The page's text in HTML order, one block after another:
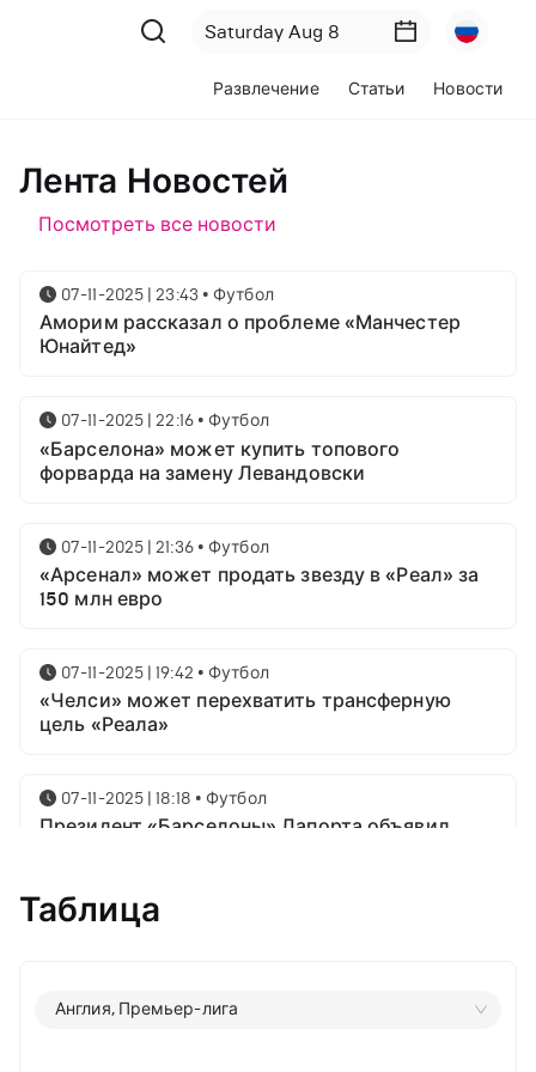
Развлечение Статьи Новости
Лента Новостей
Посмотреть все новости
07-11-2025 | 23:43 • Футбол
Аморим рассказал о проблеме «Манчестер
Юнайтед»
07-11-2025 | 22:16 • Футбол
«Барселона» может купить топового
форварда на замену Левандовски
07-11-2025 | 21:36 • Футбол
«Арсенал» может продать звезду в «Реал» за
150 млн евро
07-11-2025 | 19:42 • Футбол
«Челси» может перехватить трансферную
цель «Реала»
07-11-2025 | 18:18 • Футбол
Президент «Барселоны» Лапорта объявил
07-11-2025 | 16:23
ФИФА
Таблица
Англия, Премьер-лига